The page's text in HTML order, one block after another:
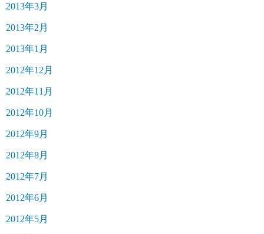
2013年3月
2013年2月
2013年1月
2012年12月
2012年11月
2012年10月
2012年9月
2012年8月
2012年7月
2012年6月
2012年5月